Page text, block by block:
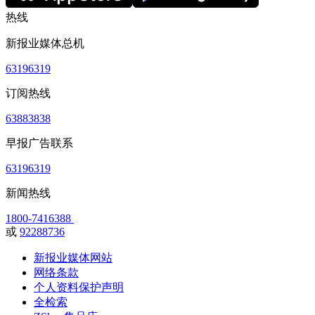
热线
新报业媒体总机
63196319
订阅热线
63883838
早报广告联系
63196319
新闻热线
1800-7416388
或 92288736
新报业媒体网站
网络条款
个人资料保护声明
全检索